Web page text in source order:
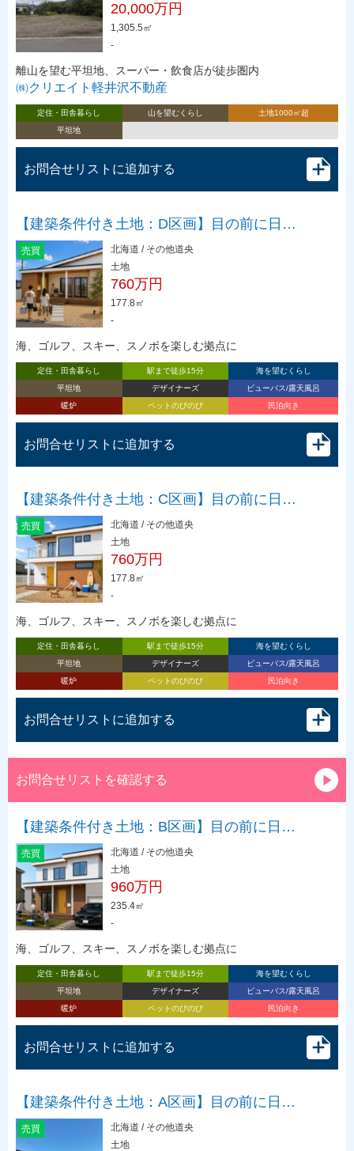
20,000万円
1,305.5㎡
-
離山を望む平坦地、スーパー・飲食店が徒歩圏内
㈱クリエイト軽井沢不動産
定住・田舎暮らし 山を望むくらし
土地1000㎡超
平坦地
お問合せリストに追加する
【建築条件付き土地：D区画】目の前に日…
売買
北海道 / その他道央
土地
760万円
177.8㎡
-
海、ゴルフ、スキー、スノボを楽しむ拠点に
定住・田舎暮らし 駅まで徒歩15分
海を望むくらし
平坦地
デザイナーズ
ビューバス/露天風呂
暖炉
ペットのびのび 民泊向き
お問合せリストに追加する
【建築条件付き土地：C区画】目の前に日…
売買
北海道 / その他道央
土地
760万円
177.8㎡
-
海、ゴルフ、スキー、スノボを楽しむ拠点に
定住・田舎暮らし 駅まで徒歩15分
海を望むくらし
平坦地
デザイナーズ
ビューバス/露天風呂
暖炉
ペットのびのび 民泊向き
お問合せリストに追加する
お問合せリストを確認する
【建築条件付き土地：B区画】目の前に日…
売買
北海道 / その他道央
土地
960万円
235.4㎡
-
海、ゴルフ、スキー、スノボを楽しむ拠点に
定住・田舎暮らし 駅まで徒歩15分
海を望むくらし
平坦地
デザイナーズ
ビューバス/露天風呂
暖炉
ペットのびのび 民泊向き
お問合せリストに追加する
【建築条件付き土地：A区画】目の前に日…
売買
北海道 / その他道央
土地